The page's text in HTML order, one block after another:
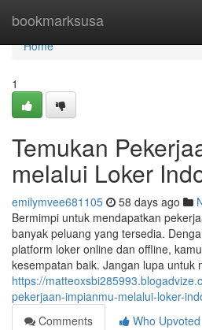
bookmarksusa
Home
Home
1
Temukan
melalui Loker
emilymvee681105 58 days ago
Bermimpi untuk mendapatkan
banyak peluang yang tersedia.
platform loker online dan offline,
kesempatan baik. Jangan lupa untuk
https://
pekerjaan-impianmu-melalui-loker-
Comments
Who Upvoted